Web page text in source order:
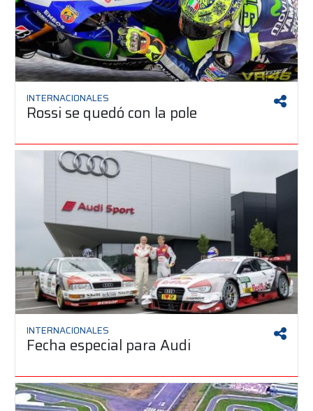
INTERNACIONALES
Rossi se quedó con la pole
INTERNACIONALES
Fecha especial para Audi